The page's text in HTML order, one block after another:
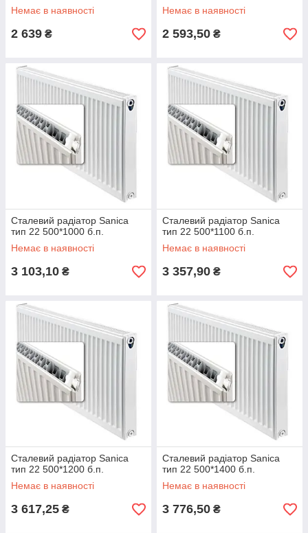
Немає в наявності
2 639 ₴
Немає в наявності
2 593,50 ₴
Сталевий радіатор Sanica
тип 22 500*1000 б.п.
Немає в наявності
3 103,10 ₴
Сталевий радіатор Sanica
тип 22 500*1100 б.п.
Немає в наявності
3 357,90 ₴
Сталевий радіатор Sanica
тип 22 500*1200 б.п.
Немає в наявності
3 617,25 ₴
Сталевий радіатор Sanica
тип 22 500*1400 б.п.
Немає в наявності
3 776,50 ₴